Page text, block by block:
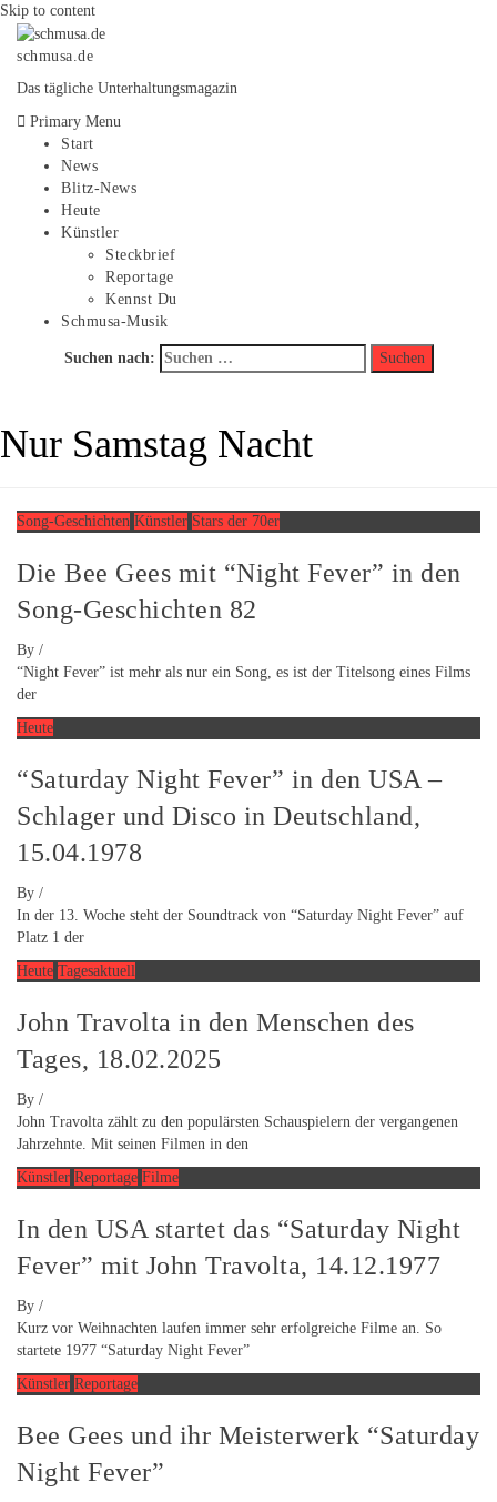
Skip to content
schmusa.de
Das tägliche Unterhaltungsmagazin
Primary Menu
Start
News
Blitz-News
Heute
Künstler
Steckbrief
Reportage
Kennst Du
Schmusa-Musik
Suchen nach:
Nur Samstag Nacht
Song-Geschichten Künstler Stars der 70er
Die Bee Gees mit “Night Fever” in den
Song-Geschichten 82
By /
“Night Fever” ist mehr als nur ein Song, es ist der Titelsong eines Films
der
Heute
“Saturday Night Fever” in den USA –
Schlager und Disco in Deutschland,
15.04.1978
By /
In der 13. Woche steht der Soundtrack von “Saturday Night Fever” auf
Platz 1 der
Heute Tagesaktuell
John Travolta in den Menschen des
Tages, 18.02.2025
By /
John Travolta zählt zu den populärsten Schauspielern der vergangenen
Jahrzehnte. Mit seinen Filmen in den
Künstler Reportage Filme
In den USA startet das “Saturday Night
Fever” mit John Travolta, 14.12.1977
By /
Kurz vor Weihnachten laufen immer sehr erfolgreiche Filme an. So
startete 1977 “Saturday Night Fever”
Künstler Reportage
Bee Gees und ihr Meisterwerk “Saturday
Night Fever”